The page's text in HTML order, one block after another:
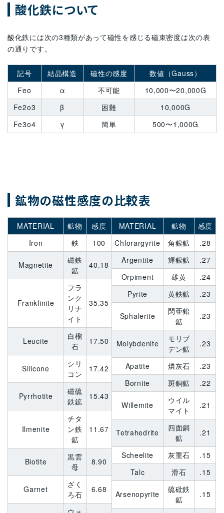
酸化鉄について
酸化鉄には次の3種類があって磁性を感じる磁束密度は次の表
の通りです。
記号 結晶構造 磁性の感度
数値（Gauss）
Feo
α 不可能
10,000〜20,000G
Fe2o3
β 困難
10,000G
Fe3o4
γ 簡単 500〜1,000G
鉱物の磁性感度の比較表
MATERIAL 鉱物
感度
Iron
鉄 100
Magnetite
磁鉄
鉱
40.18
Franklinite
フラ
ンク
リナ
イト
35.35
Leucite
白榴
石
17.50
Silicone
シリ
コン
17.42
Pyrrhotite
磁硫
鉄鉱
15.43
Ilmenite
チタ
ン鉄
鉱
11.67
Biotite
黒雲
母
8.90
Garnet
ざく
ろ石
6.68
MATERIAL 鉱物
感度
Chlorargyrite
角銀鉱
.28
Argentite
輝銀鉱
.27
Orpiment
雄黄
.24
Pyrite
黄鉄鉱 .23
Sphalerite
閃亜鉛
鉱
.23
Molybdenite
モリブ
デン鉱
.23
Apatite 燐灰石
.23
Bornite
斑銅鉱 .22
Willemite
ウイル
マイト
.21
Tetrahedrite
四面銅
鉱
.21
Scheelite 灰重石
.15
Talc
滑石 .15
Arsenopyrite
硫砒鉄
鉱
.15